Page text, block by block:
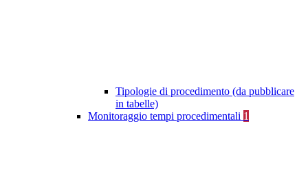
Tipologie di procedimento (da pubblicare
in tabelle)
Monitoraggio tempi procedimentali 1